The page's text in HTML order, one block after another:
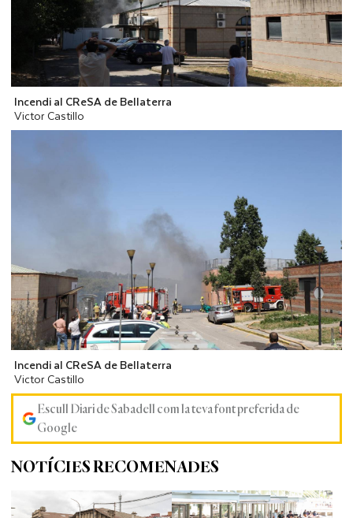
Incendi al CReSA de Bellaterra
Victor Castillo
Incendi al CReSA de Bellaterra
Victor Castillo
Escull Diari de Sabadell com la teva font preferida de
Google
NOTÍCIES RECOMENADES